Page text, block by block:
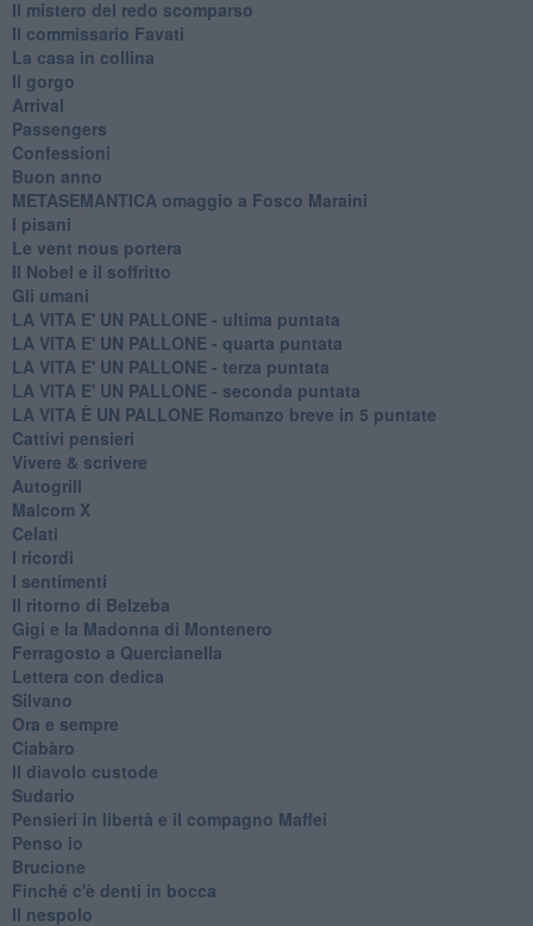
Il mistero del redo scomparso
Il commissario Favati
La casa in collina
Il gorgo
Arrival
Passengers
Confessioni
Buon anno
METASEMANTICA omaggio a Fosco Maraini
I pisani
Le vent nous portera
Il Nobel e il soffritto
Gli umani
LA VITA E' UN PALLONE - ultima puntata
LA VITA E' UN PALLONE - quarta puntata
LA VITA E' UN PALLONE - terza puntata
LA VITA E' UN PALLONE - seconda puntata
LA VITA È UN PALLONE Romanzo breve in 5 puntate
Cattivi pensieri
Vivere & scrivere
Autogrill
Malcom X
Celati
I ricordi
I sentimenti
Il ritorno di Belzeba
Gigi e la Madonna di Montenero
Ferragosto a Quercianella
Lettera con dedica
Silvano
Ora e sempre
Ciabàro
Il diavolo custode
Sudario
Pensieri in libertà e il compagno Maffei
Penso io
Brucione
Finché c'è denti in bocca
Il nespolo